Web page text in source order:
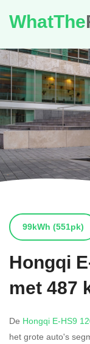
WhatThe
99kWh (551pk)
Hongqi
met 487
De Hongqi E-HS9
het grote auto's